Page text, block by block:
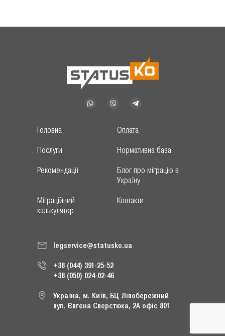
Головна
Оплата
Послуги
Нормативна база
Рекомендації
Блог про міграцію в
Україну
Міграційний
калькулятор
Контакти
legservice@statusko.ua
+38 (044) 391-25-52
+38 (050) 024-02-46
Україна, м. Київ, БЦ Лівобережний
вул. Євгена Сверстюка, 2А офіс 801